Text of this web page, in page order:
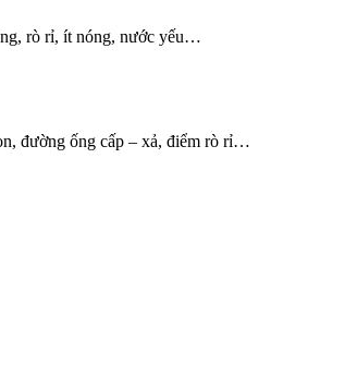
rò rỉ, ít nóng, nước yếu…
đường ống cấp – xả, điểm rò rỉ…